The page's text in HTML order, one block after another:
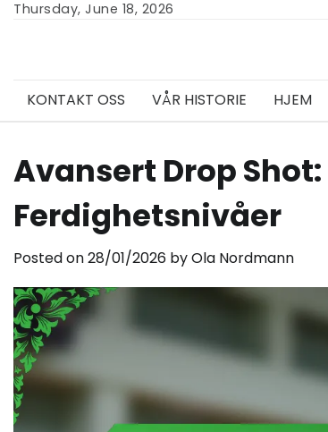
SkipThursday, June 18, 2026
KONTAKT OSS VÅR HISTORIE HJEM
Avansert Drop
Ferdighetsnivåer
Posted on28/01/2026 byOla Nordmann